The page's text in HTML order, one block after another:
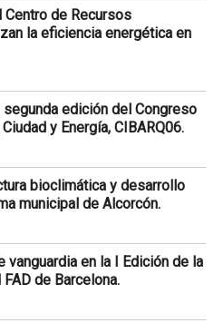
Centro de Recursos
la eficiencia energética en
edición del Congreso
y Energía, CIBARQ06.
bioclimática y desarrollo
municipal de Alcorcón.
vanguardia en la I Edición de la
de Barcelona.